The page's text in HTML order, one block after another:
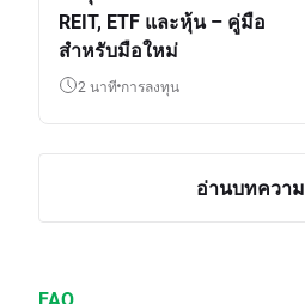
REIT, ETF และหุ้น – คู่มือ
สำหรับมือใหม่
2 นาที การลงทุน
อ่านบทความ